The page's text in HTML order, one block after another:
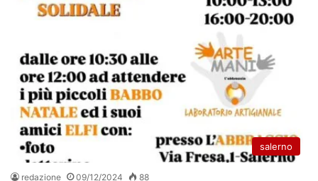
salerno
redazione 09/12/2024 88